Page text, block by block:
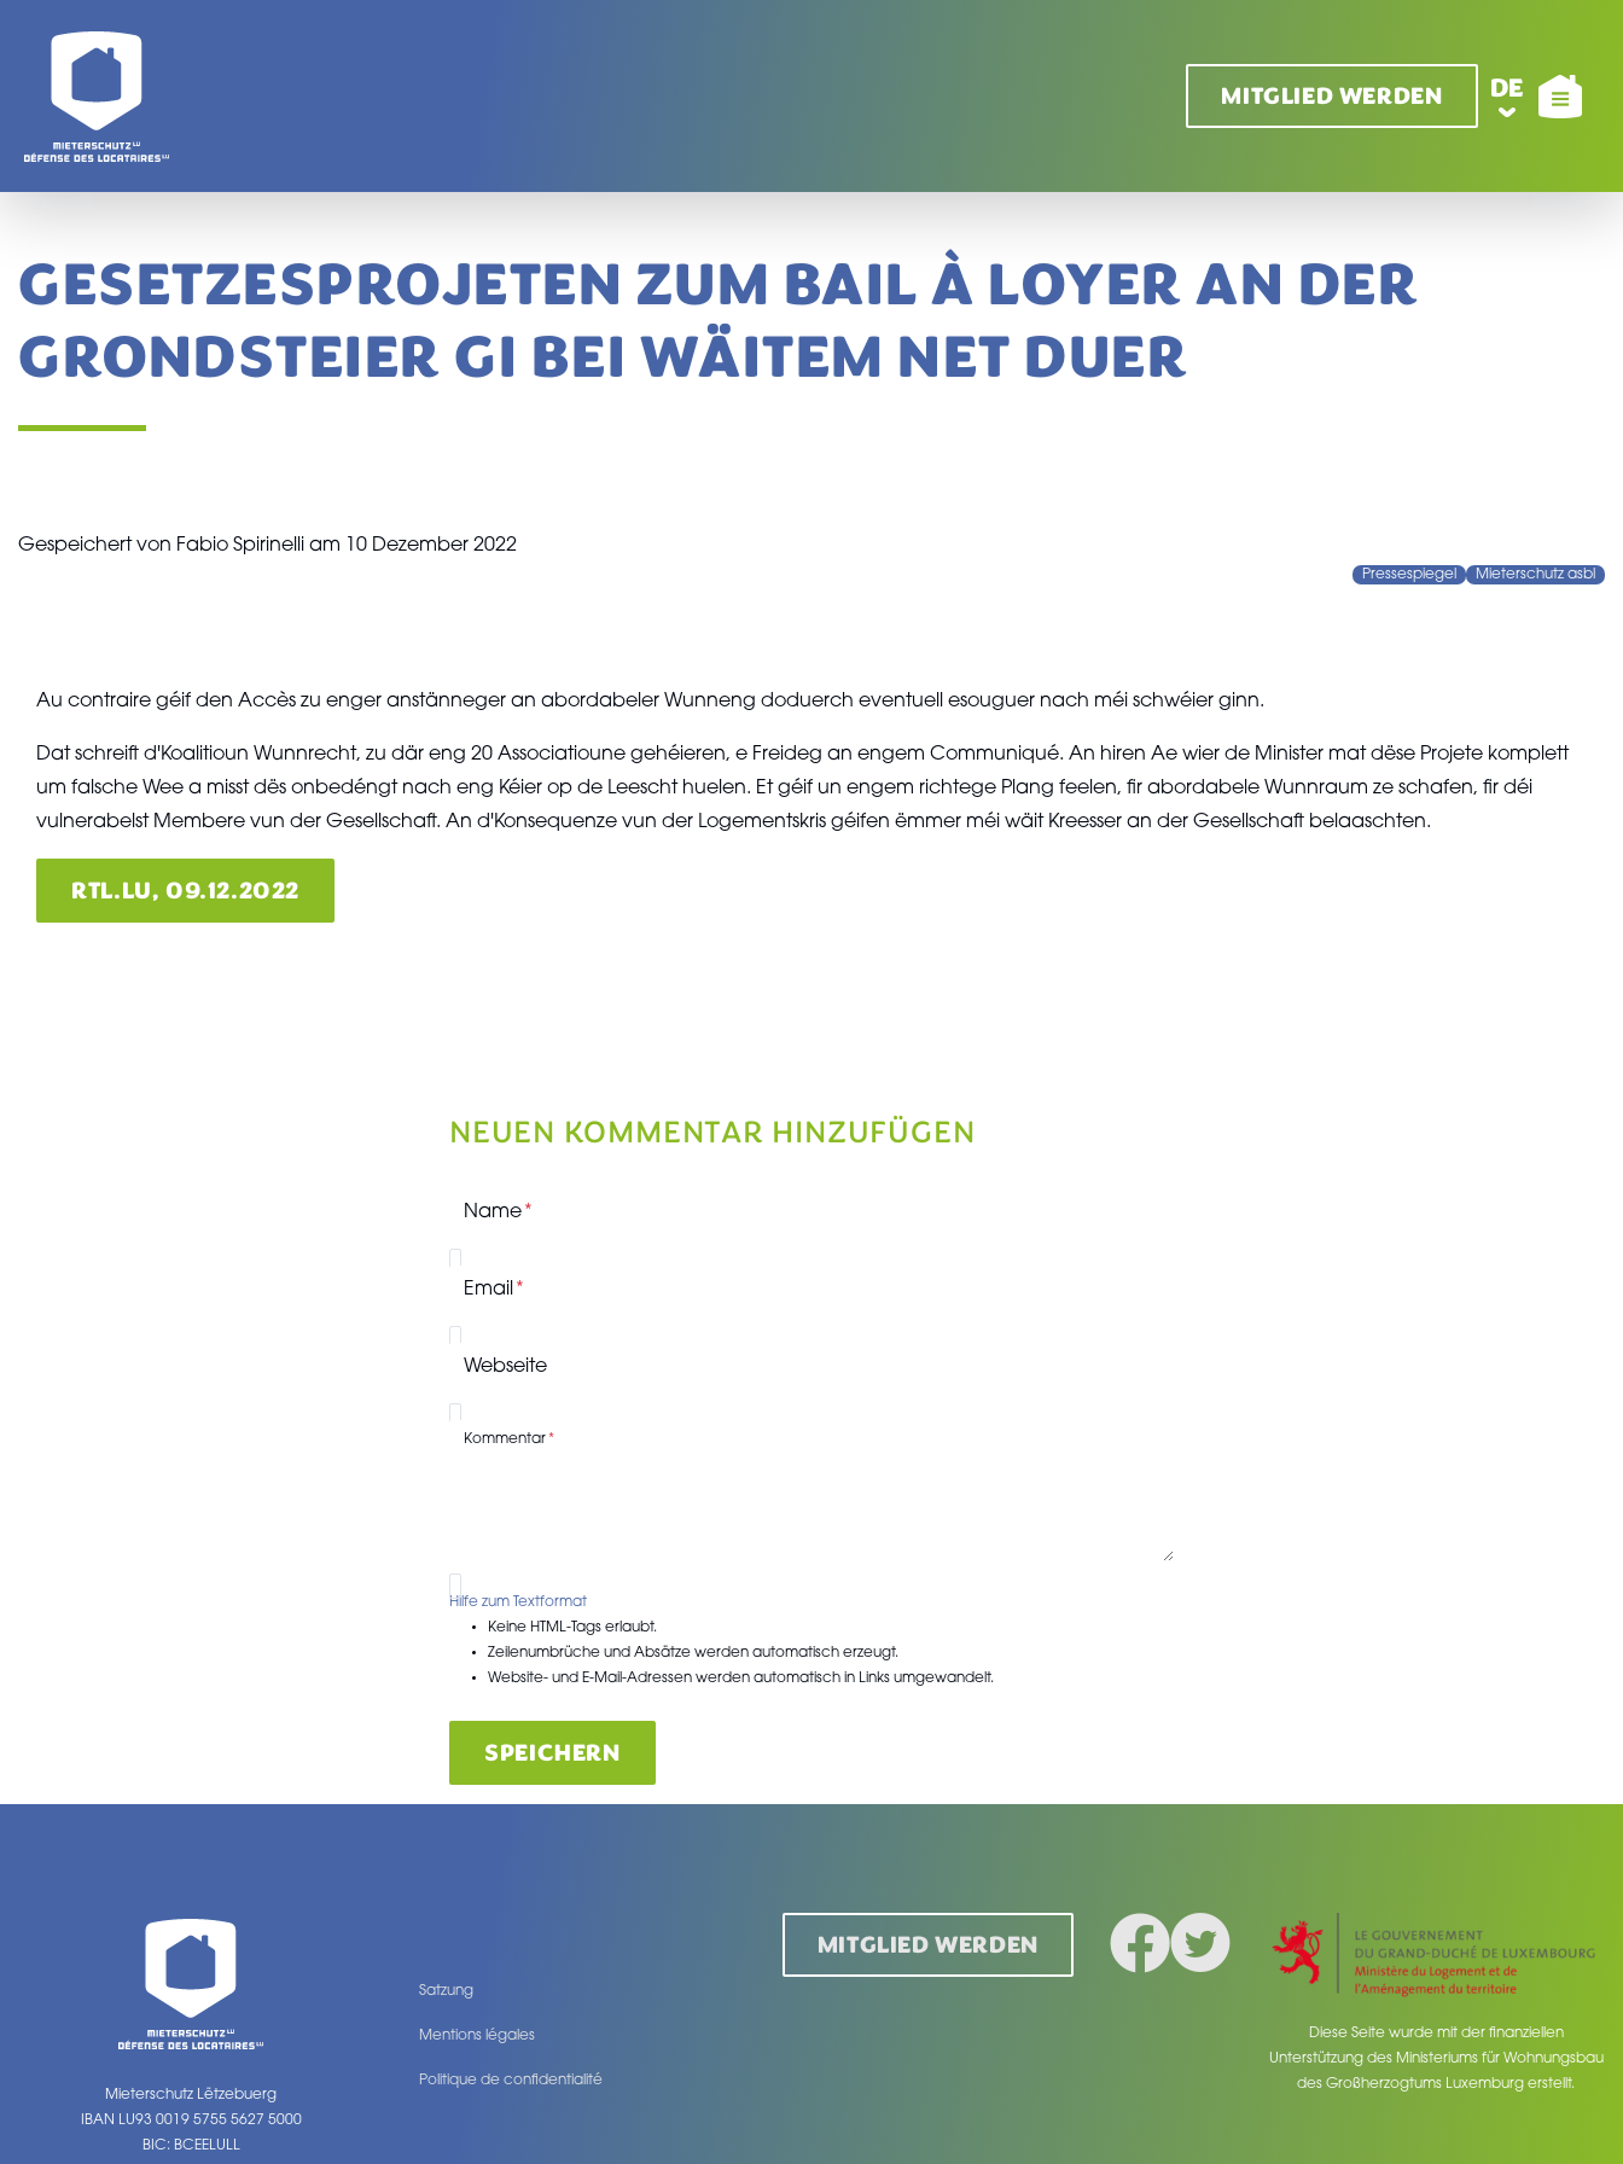
MITGLIED WERDEN DE
GESETZESPROJETEN ZUM BAIL À LOYER AN DER
GRONDSTEIER GI BEI WÄITEM NET DUER
Gespeichert von Fabio Spirinelli am 10 Dezember 2022
Pressespiegel Mieterschutz asbl
Au contraire géif den Accès zu enger anstänneger an abordabeler Wunneng doduerch eventuell esouguer nach méi schwéier ginn.
Dat schreift d'Koalitioun Wunnrecht, zu där eng 20 Associatioune gehéieren, e Freideg an engem Communiqué. An hiren Ae wier de Minister mat dëse Projete komplett
um falsche Wee a misst dës onbedéngt nach eng Kéier op de Leescht huelen. Et géif un engem richtege Plang feelen, fir abordabele Wunnraum ze schafen, fir déi
vulnerabelst Membere vun der Gesellschaft. An d'Konsequenze vun der Logementskris géifen ëmmer méi wäit Kreesser an der Gesellschaft belaaschten.
RTL.LU, 09.12.2022
NEUEN KOMMENTAR HINZUFÜGEN
Name
Email
Webseite
Kommentar
Hilfe zum Textformat
Keine HTML-Tags erlaubt.
Zeilenumbrüche und Absätze werden automatisch erzeugt.
Website- und E-Mail-Adressen werden automatisch in Links umgewandelt.
SPEICHERN
Mieterschutz Lëtzebuerg
IBAN LU93 0019 5755 5627 5000
BIC: BCEELULL
Satzung
Mentions légales
Politique de confidentialité
MITGLIED WERDEN
Facebook
Twitter
Diese Seite wurde mit der finanziellen
Unterstützung des Ministeriums für Wohnungsbau
des Großherzogtums Luxemburg erstellt.